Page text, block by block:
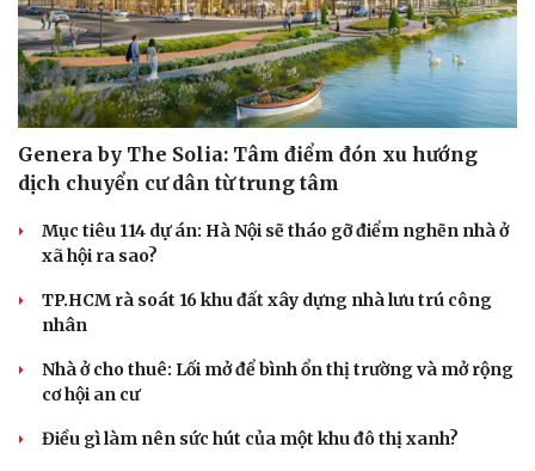
Genera by The Solia: Tâm điểm đón xu hướng
dịch chuyển cư dân từ trung tâm
Mục tiêu 114 dự án: Hà Nội sẽ tháo gỡ điểm nghẽn nhà ở
xã hội ra sao?
TP.HCM rà soát 16 khu đất xây dựng nhà lưu trú công
nhân
Nhà ở cho thuê: Lối mở để bình ổn thị trường và mở rộng
cơ hội an cư
Điều gì làm nên sức hút của một khu đô thị xanh?